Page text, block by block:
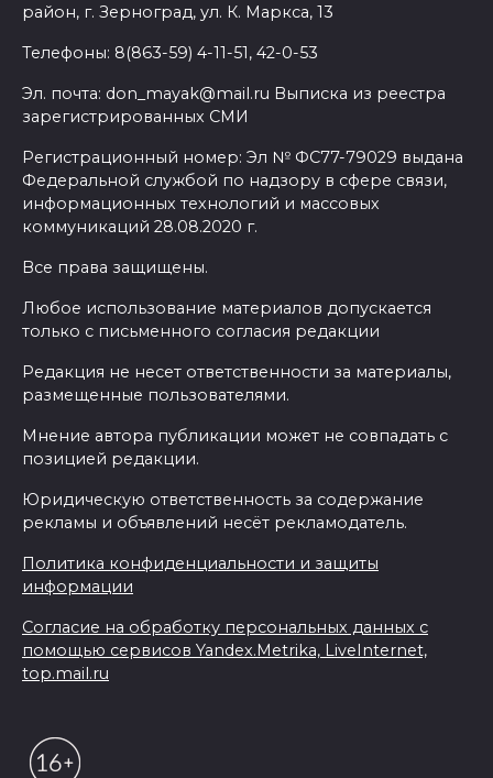
район, г. Зерноград, ул. К. Маркса, 13
Телефоны: 8(863-59) 4-11-51, 42-0-53
Эл. почта: don_mayak@mail.ru Выписка из реестра
зарегистрированных СМИ
Регистрационный номер: Эл № ФС77-79029 выдана
Федеральной службой по надзору в сфере связи,
информационных технологий и массовых
коммуникаций 28.08.2020 г.
Все права защищены.
Любое использование материалов допускается
только с письменного согласия редакции
Редакция не несет ответственности за материалы,
размещенные пользователями.
Мнение автора публикации может не совпадать с
позицией редакции.
Юридическую ответственность за содержание
рекламы и объявлений несёт рекламодатель.
Политика конфиденциальности и защиты
информации
Согласие на обработку персональных данных с
помощью сервисов Yandex.Metrika, LiveInternet,
top.mail.ru